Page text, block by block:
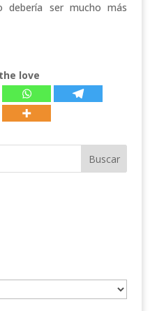
debería ser mucho más
love